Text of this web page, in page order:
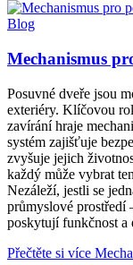
Blog
Mechanismus
Posuvné dveře jsou
exteriéry. Klíčovou
zavírání hraje
systém zajišťuje
zvyšuje jejich
každý může vybrat
Nezáleží, jestli se
průmyslové prostředí
poskytují funkčnost a
Přečtěte si více